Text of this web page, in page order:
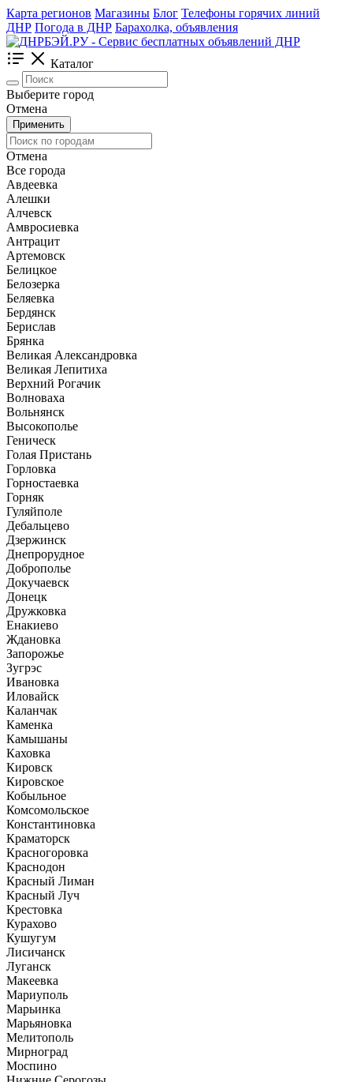
Карта регионов Магазины Блог Телефоны горячих линий
ДНР Погода в ДНР Барахолка, объявления
Каталог
Выберите город
Отмена
Применить
Отмена
Все города
Авдеевка
Алешки
Алчевск
Амвросиевка
Антрацит
Артемовск
Белицкое
Белозерка
Беляевка
Бердянск
Берислав
Брянка
Великая Александровка
Великая Лепитиха
Верхний Рогачик
Волноваха
Вольнянск
Высокополье
Геническ
Голая Пристань
Горловка
Горностаевка
Горняк
Гуляйполе
Дебальцево
Дзержинск
Днепрорудное
Доброполье
Докучаевск
Донецк
Дружковка
Енакиево
Ждановка
Запорожье
Зугрэс
Ивановка
Иловайск
Каланчак
Каменка
Камышаны
Каховка
Кировск
Кировское
Кобыльное
Комсомольское
Константиновка
Краматорск
Красногоровка
Краснодон
Красный Лиман
Красный Луч
Крестовка
Курахово
Кушугум
Лисичанск
Луганск
Макеевка
Мариуполь
Марьинка
Марьяновка
Мелитополь
Мирноград
Моспино